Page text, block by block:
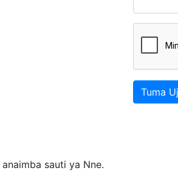
Tuma
sauti ya Nne.